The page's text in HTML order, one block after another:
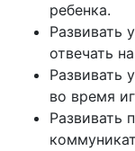
ребенка.
Развивать
отвечать
Развивать
во время
Развивать